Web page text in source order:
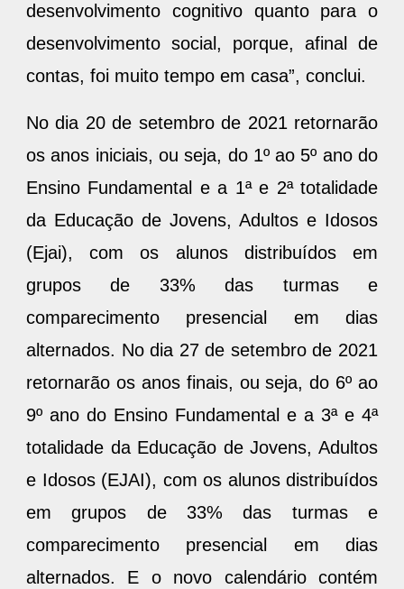
desenvolvimento cognitivo quanto para o
desenvolvimento social, porque, afinal de
contas, foi muito tempo em casa”, conclui.
No dia 20 de setembro de 2021 retornarão
os anos iniciais, ou seja, do 1º ao 5º ano do
Ensino Fundamental e a 1ª e 2ª totalidade
da Educação de Jovens, Adultos e Idosos
(Ejai), com os alunos distribuídos em
grupos de 33% das turmas e
comparecimento presencial em dias
alternados. No dia 27 de setembro de 2021
retornarão os anos finais, ou seja, do 6º ao
9º ano do Ensino Fundamental e a 3ª e 4ª
totalidade da Educação de Jovens, Adultos
e Idosos (EJAI), com os alunos distribuídos
em grupos de 33% das turmas e
comparecimento presencial em dias
alternados. E o novo calendário contém